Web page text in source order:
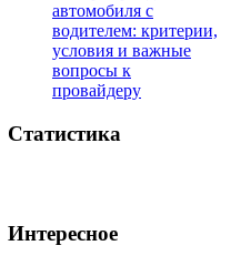
автомобиля с
водителем: критерии,
условия и важные
вопросы к
провайдеру
Статистика
Интересное